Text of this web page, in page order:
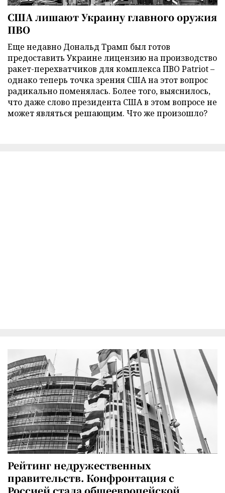
США лишают Украину главного оружия
ПВО
Еще недавно Дональд Трамп был готов
предоставить Украине лицензию на производство
ракет-перехватчиков для комплекса ПВО Patriot –
однако теперь точка зрения США на этот вопрос
радикально поменялась. Более того, выяснилось,
что даже слово президента США в этом вопросе не
может являться решающим. Что же произошло?
Рейтинг недружественных
правительств. Конфронтация с
Россией стала общеевропейской